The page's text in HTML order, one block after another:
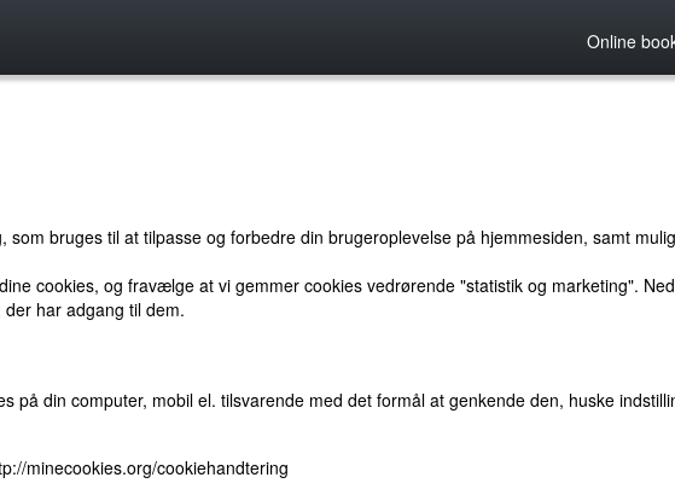
Online
bruges til at tilpasse og forbedre din brugeroplevelse på hjemmesiden, samt
cookies, og fravælge at vi gemmer cookies vedrørende "statistik og marketing".
har adgang til dem.
på din computer, mobil el. tilsvarende med det formål at genkende den, huske
minecookies.org/cookiehandtering